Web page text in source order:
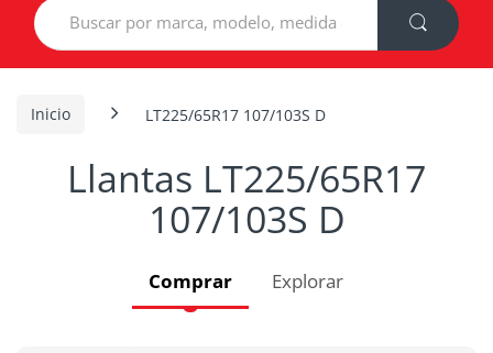
for:
Inicio LT225/65R17 107/103S D
Llantas LT225/65R17
107/103S D
Comprar Explorar